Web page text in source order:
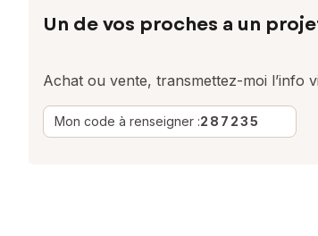
Un de vos proches a un
Achat ou vente, transmettez-moi l’info
Mon code à renseigner :287235